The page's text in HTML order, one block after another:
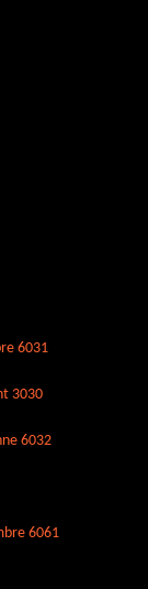
6031
3030
6032
6061